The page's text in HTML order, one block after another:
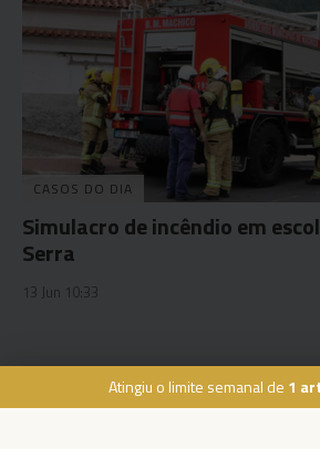
Atingiu o limite semanal de 1
CASOS DO DIA
Simulacro de incêndio em
Serra
13 Jun 10:33